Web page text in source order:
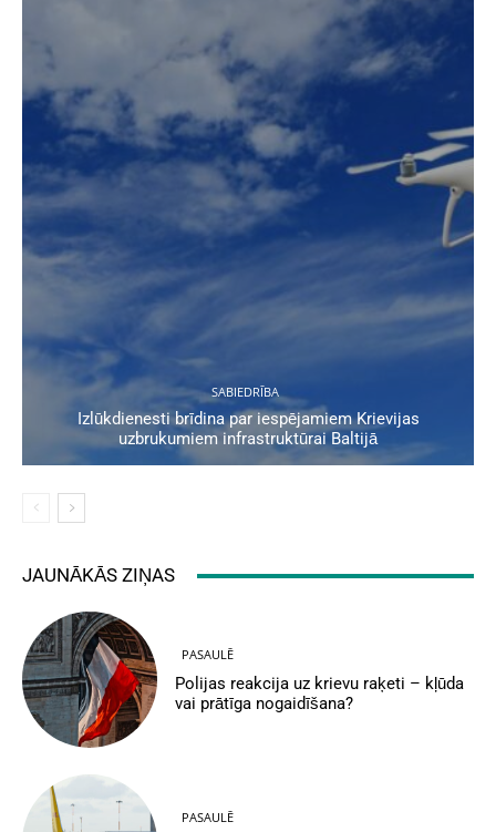
SABIEDRĪBA
Izlūkdienesti brīdina par iespējamiem Krievijas
uzbrukumiem infrastruktūrai Baltijā
JAUNĀKĀS ZIŅAS
PASAULĒ
Polijas reakcija uz krievu raķeti – kļūda
vai prātīga nogaidīšana?
PASAULĒ